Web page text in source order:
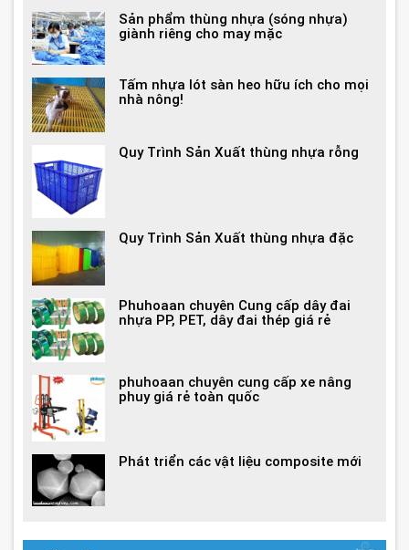
Sản phẩm thùng nhựa (sóng nhựa)
giành riêng cho may mặc
Tấm nhựa lót sàn heo hữu ích cho mọi
nhà nông!
Quy Trình Sản Xuất thùng nhựa rỗng
Quy Trình Sản Xuất thùng nhựa đặc
Phuhoaan chuyên Cung cấp dây đai
nhựa PP, PET, dây đai thép giá rẻ
phuhoaan chuyên cung cấp xe nâng
phuy giá rẻ toàn quốc
Phát triển các vật liệu composite mới